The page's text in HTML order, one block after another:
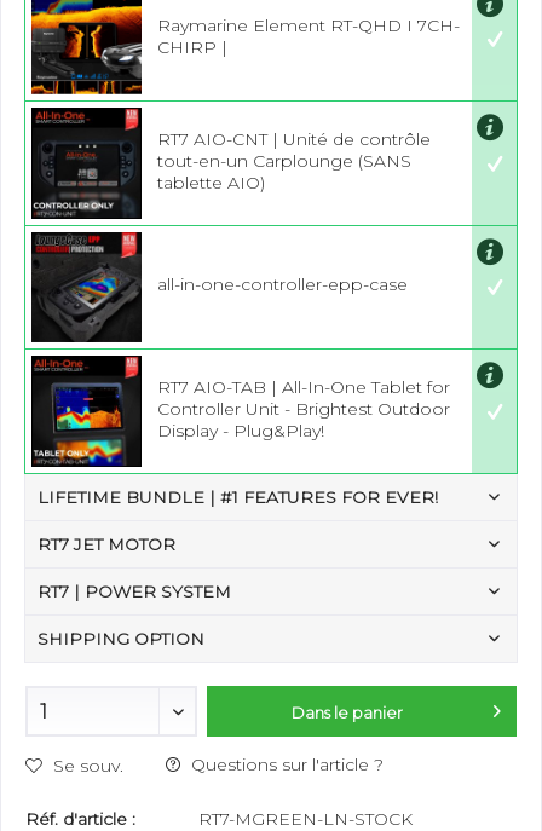
Raymarine Element RT-QHD I 7CH-
CHIRP |
RT7 AIO-CNT | Unité de contrôle
tout-en-un Carplounge (SANS
tablette AIO)
all-in-one-controller-epp-case
RT7 AIO-TAB | All-In-One Tablet for
Controller Unit - Brightest Outdoor
Display - Plug&Play!
LIFETIME BUNDLE | #1 FEATURES FOR EVER!
RT7 JET MOTOR
RT7 | POWER SYSTEM
SHIPPING OPTION
Dans le panier
Se souv. Questions sur l'article ?
Réf. d'article : RT7-MGREEN-LN-STOCK